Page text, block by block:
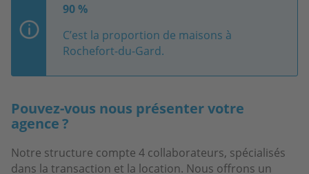
90 %
C’est la proportion de maisons à
Rochefort-du-Gard.
Pouvez-vous nous présenter votre
agence ?
Notre structure compte 4 collaborateurs, spécialisés
dans la transaction et la location. Nous offrons un